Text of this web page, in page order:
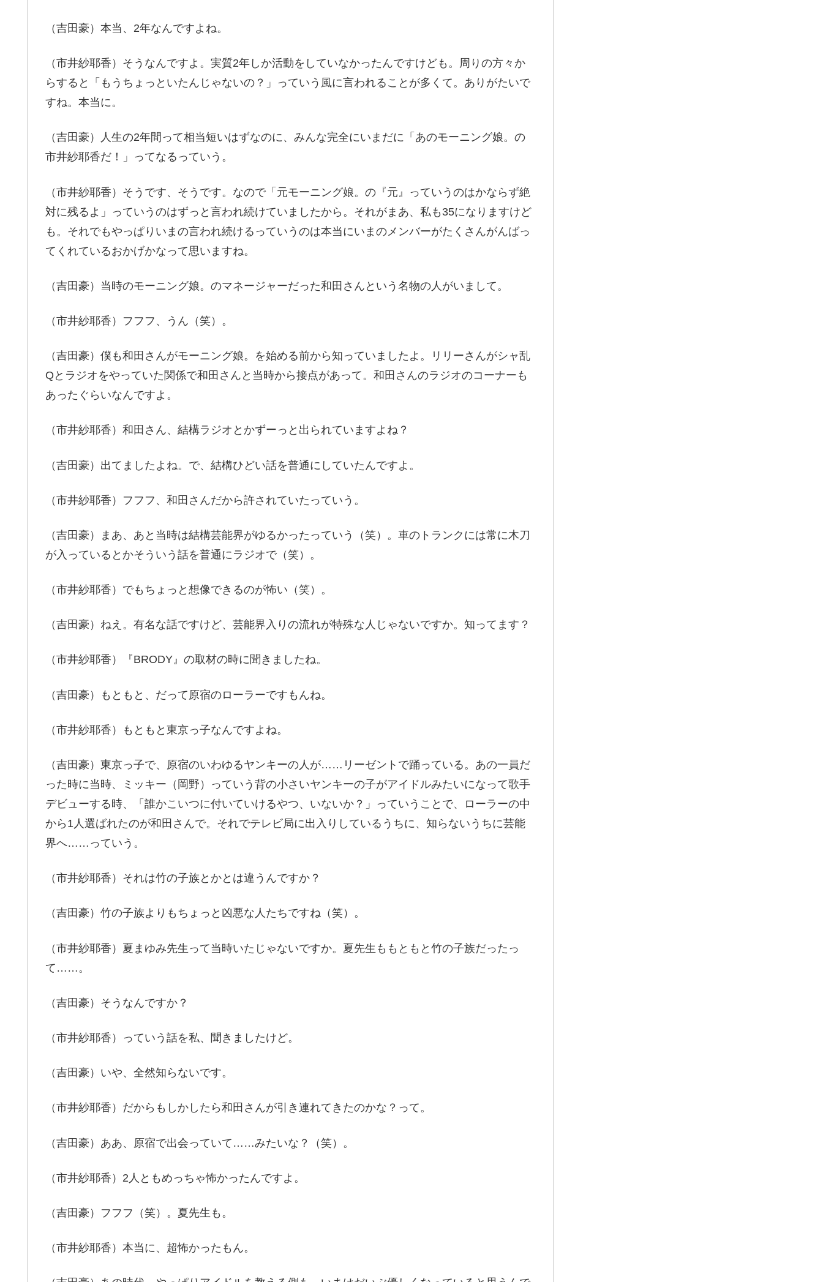
（吉田豪）本当、2年なんですよね。
（市井紗耶香）そうなんですよ。実質2年しか活動をしていなかったんですけども。周りの方々か
らすると「もうちょっといたんじゃないの？」っていう風に言われることが多くて。ありがたいで
すね。本当に。
（吉田豪）人生の2年間って相当短いはずなのに、みんな完全にいまだに「あのモーニング娘。の
市井紗耶香だ！」ってなるっていう。
（市井紗耶香）そうです、そうです。なので「元モーニング娘。の『元』っていうのはかならず絶
対に残るよ」っていうのはずっと言われ続けていましたから。それがまあ、私も35になりますけど
も。それでもやっぱりいまの言われ続けるっていうのは本当にいまのメンバーがたくさんがんばっ
てくれているおかげかなって思いますね。
（吉田豪）当時のモーニング娘。のマネージャーだった和田さんという名物の人がいまして。
（市井紗耶香）フフフ、うん（笑）。
（吉田豪）僕も和田さんがモーニング娘。を始める前から知っていましたよ。リリーさんがシャ乱
Qとラジオをやっていた関係で和田さんと当時から接点があって。和田さんのラジオのコーナーも
あったぐらいなんですよ。
（市井紗耶香）和田さん、結構ラジオとかずーっと出られていますよね？
（吉田豪）出てましたよね。で、結構ひどい話を普通にしていたんですよ。
（市井紗耶香）フフフ、和田さんだから許されていたっていう。
（吉田豪）まあ、あと当時は結構芸能界がゆるかったっていう（笑）。車のトランクには常に木刀
が入っているとかそういう話を普通にラジオで（笑）。
（市井紗耶香）でもちょっと想像できるのが怖い（笑）。
（吉田豪）ねえ。有名な話ですけど、芸能界入りの流れが特殊な人じゃないですか。知ってます？
（市井紗耶香）『BRODY』の取材の時に聞きましたね。
（吉田豪）もともと、だって原宿のローラーですもんね。
（市井紗耶香）もともと東京っ子なんですよね。
（吉田豪）東京っ子で、原宿のいわゆるヤンキーの人が……リーゼントで踊っている。あの一員だ
った時に当時、ミッキー（岡野）っていう背の小さいヤンキーの子がアイドルみたいになって歌手
デビューする時、「誰かこいつに付いていけるやつ、いないか？」っていうことで、ローラーの中
から1人選ばれたのが和田さんで。それでテレビ局に出入りしているうちに、知らないうちに芸能
界へ……っていう。
（市井紗耶香）それは竹の子族とかとは違うんですか？
（吉田豪）竹の子族よりもちょっと凶悪な人たちですね（笑）。
（市井紗耶香）夏まゆみ先生って当時いたじゃないですか。夏先生ももともと竹の子族だったっ
て……。
（吉田豪）そうなんですか？
（市井紗耶香）っていう話を私、聞きましたけど。
（吉田豪）いや、全然知らないです。
（市井紗耶香）だからもしかしたら和田さんが引き連れてきたのかな？って。
（吉田豪）ああ、原宿で出会っていて……みたいな？（笑）。
（市井紗耶香）2人ともめっちゃ怖かったんですよ。
（吉田豪）フフフ（笑）。夏先生も。
（市井紗耶香）本当に、超怖かったもん。